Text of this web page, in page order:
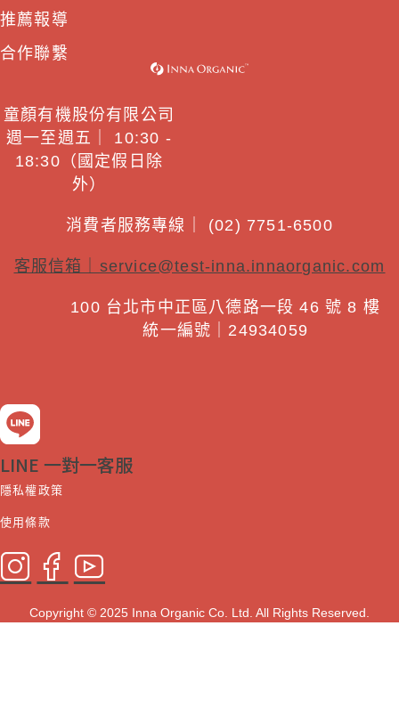
推薦報導
合作聯繫
童顏有機股份有限公司
週一至週五｜ 10:30 -
18:30（國定假日除
外）
消費者服務專線｜ (02) 7751-6500
客服信箱｜ service@test-inna.innaorganic.com
100 台北市中正區八德路一段 46 號 8 樓
統一編號｜24934059
LINE 一對一客服
隱私權政策
使用條款
Copyright © 2025 Inna Organic Co. Ltd. All Rights Reserved.